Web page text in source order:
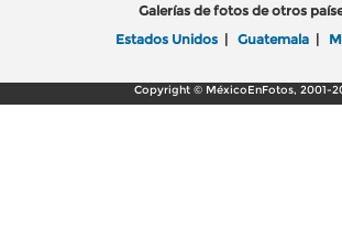
Galerías de fotos de otros
Estados Unidos | Guatemala |
Copyright © MéxicoEnFotos, 2001-